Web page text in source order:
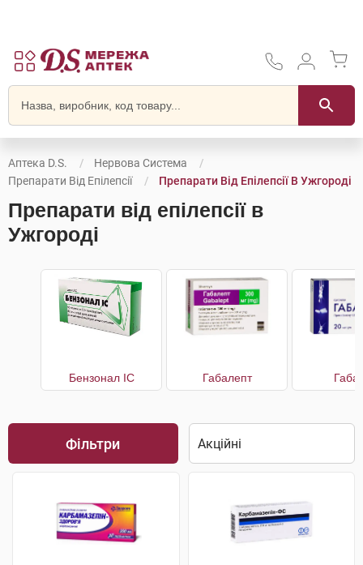
Аптека D.S.
Нервова Система
Препарати Від Епілепсії
Препарати Від Епілепсії В Ужгороді
Препарати від епілепсії в
Ужгороді
Бензонал IC Габалепт
Фільтри